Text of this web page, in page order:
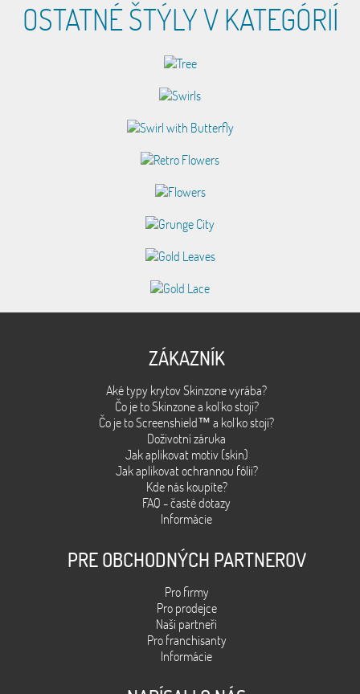
OSTATNÉ ŠTÝLY V KATEGÓRIÍ
ZÁKAZNÍK
Aké typy krytov Skinzone vyrába?
Čo je to Skinzone a kol´ko stojí?
Čo je to Screenshield™ a kol´ko stojí?
Doživotní záruka
Jak aplikovat motiv (skin)
Jak aplikovat ochrannou fólii?
Kde nás koupíte?
FAQ - časté dotazy
Informácie
PRE OBCHODNÝCH PARTNEROV
Pro firmy
Pro prodejce
Naši partneři
Pro franchisanty
Informácie